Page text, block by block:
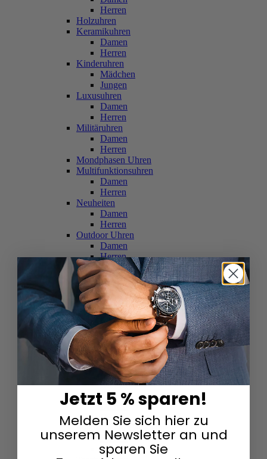
Herren
Holzuhren
Keramikuhren
Damen
Herren
Kinderuhren
Mädchen
Jungen
Luxusuhren
Damen
Herren
Militäruhren
Damen
Herren
Mondphasen Uhren
Multifunktionsuhren
Damen
Herren
Neuheiten
Damen
Herren
Outdoor Uhren
Damen
Herren
Schweizer Uhren
Damen
Herren
Skelettuhren
Damen
Herren
Smartwatches
Damen
Herren
Solaruhren
Herren
Damen
Sportuhren
Damen
Herren
Swarovski & Edelsteine
Damen
Herren
Jetzt 5 % sparen!
Melden Sie sich hier zu
unserem Newsletter an und
sparen Sie